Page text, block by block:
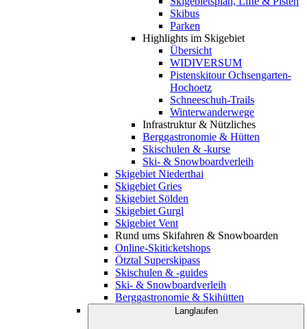
Skibus
Parken
Highlights im Skigebiet
Übersicht
WIDIVERSUM
Pistenskitour Ochsengarten-
Hochoetz
Schneeschuh-Trails
Winterwanderwege
Infrastruktur & Nützliches
Berggastronomie & Hütten
Skischulen & -kurse
Ski- & Snowboardverleih
Skigebiet Niederthai
Skigebiet Gries
Skigebiet Sölden
Skigebiet Gurgl
Skigebiet Vent
Rund ums Skifahren & Snowboarden
Online-Skiticketshops
Ötztal Superskipass
Skischulen & -guides
Ski- & Snowboardverleih
Berggastronomie & Skihütten
Langlaufen